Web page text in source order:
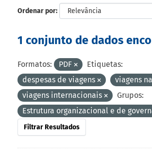
Ordenar por
1 conjunto de dados
Formatos: PDF
Etiquetas:
despesas de viagens
viagens
viagens internacionais
Grupos:
Estrutura organizacional e de
Filtrar Resultados